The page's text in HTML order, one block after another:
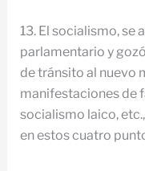
13. El socialismo, se
parlamentario y
de tránsito al nuevo
manifestaciones de
socialismo laico,
en estos cuatro